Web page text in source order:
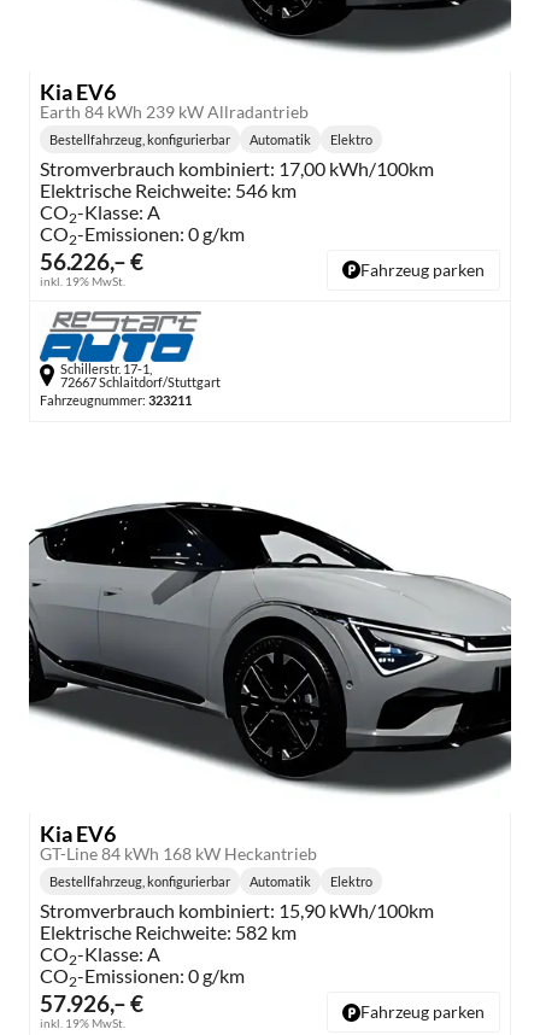
Kia EV6
Earth 84 kWh 239 kW Allradantrieb
56.226,– €
inkl. 19% MwSt.
Bestellfahrzeug, konfigurierbar
Getriebe:
Automatik
Kraftstoff:
Elektro
Stromverbrauch kombiniert: 17,00 kWh/100km
Elektrische Reichweite: 546 km
CO2-Klasse: A
CO2-Emissionen: 0 g/km
Fahrzeug parken
Schillerstr. 17-1,
72667 Schlaitdorf/Stuttgart
Fahrzeugnummer: 323211
Kia EV6
GT-Line 84 kWh 168 kW Heckantrieb
57.926,– €
inkl. 19% MwSt.
Bestellfahrzeug, konfigurierbar Automatik Elektro
Stromverbrauch kombiniert: 15,90 kWh/100km
Elektrische Reichweite: 582 km
CO2-Klasse: A
CO2-Emissionen: 0 g/km
Fahrzeug parken